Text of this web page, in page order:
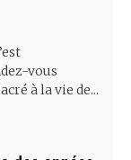
vous
à la vie de...